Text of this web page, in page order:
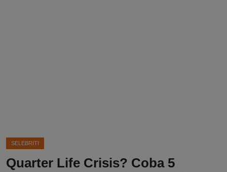
SELEBRITI
Quarter Life Crisis? Coba 5